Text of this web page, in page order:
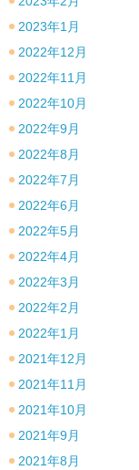
2023年1月
2022年12月
2022年11月
2022年10月
2022年9月
2022年8月
2022年7月
2022年6月
2022年5月
2022年4月
2022年3月
2022年2月
2022年1月
2021年12月
2021年11月
2021年10月
2021年9月
2021年8月